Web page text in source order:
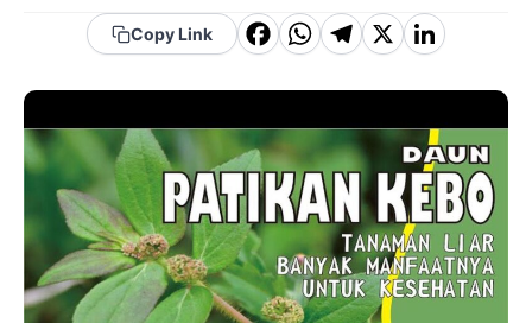
Copy Link
F
e
b
o
o
k
W
t
s
A
p
p
T
g
r
a
m
X Li
e
d
In